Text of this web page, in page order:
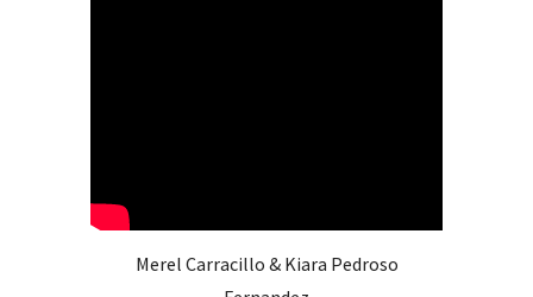
Merel Carracillo & Kiara Pedroso